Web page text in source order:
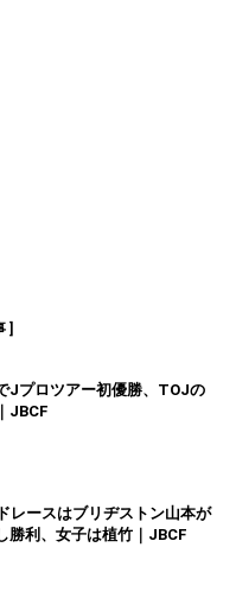
]
Jプロツアー初優勝、TOJの
JBCF
レースはブリヂストン山本が
勝利、女子は植竹｜JBCF